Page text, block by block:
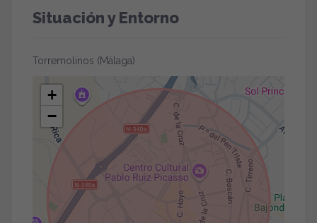
Situación y Entorno
Torremolinos (Málaga)
+
−